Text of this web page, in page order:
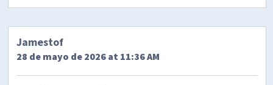
Jamestof
28 de mayo de 2026 at 11:36 AM